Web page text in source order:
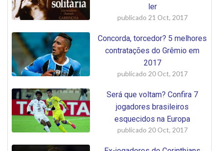
ler
publicado 21 Oct, 2017
Concorda, torcedor? 5 melhores
contratações do Grêmio em
2017
publicado 20 Oct, 2017
Será que voltam? Confira 7
jogadores brasileiros
esquecidos na Europa
publicado 20 Oct, 2017